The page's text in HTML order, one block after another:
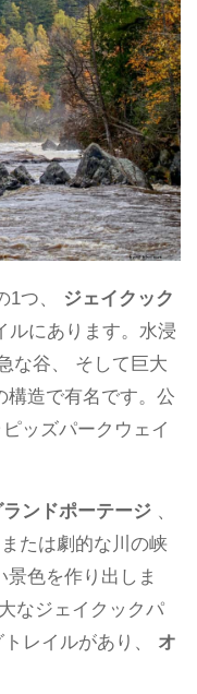
1つ、
ジェイクック
ルにあります。水浸
な谷、 そして巨大
構造で有名です。公
ッズパークウェイ
ランドポーテージ 、
たは劇的な川の峡
色を作り出しま
なジェイクックパ
レイルがあり、 オ